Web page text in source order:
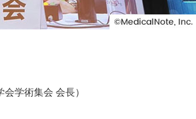
学術集会 会長）